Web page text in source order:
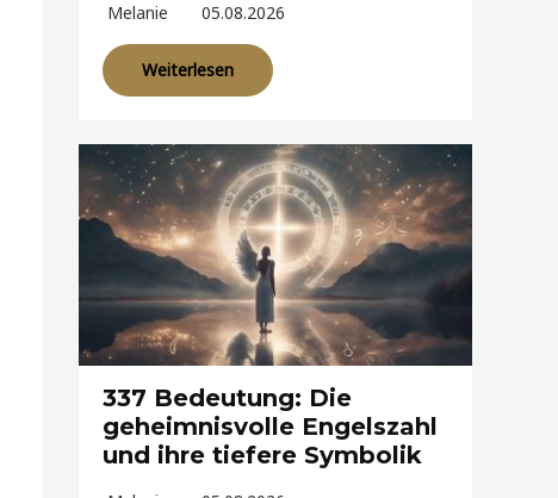
Melanie 05.08.2026
Weiterlesen
337 Bedeutung: Die
geheimnisvolle Engelszahl
und ihre tiefere Symbolik